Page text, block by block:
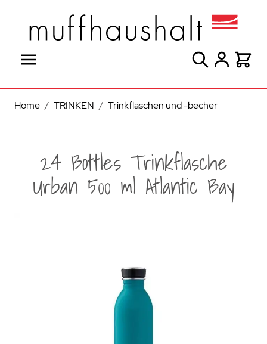
Suche
Home / TRINKEN / Trinkflaschen und -becher
24 Bottles Trinkflasche
Urban 500 ml Atlantic Bay